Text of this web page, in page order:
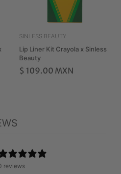
SINLESS BEAUTY
Lip Liner Kit Crayola x Sinless
Beauty
$ 109.00 MXN
reviews